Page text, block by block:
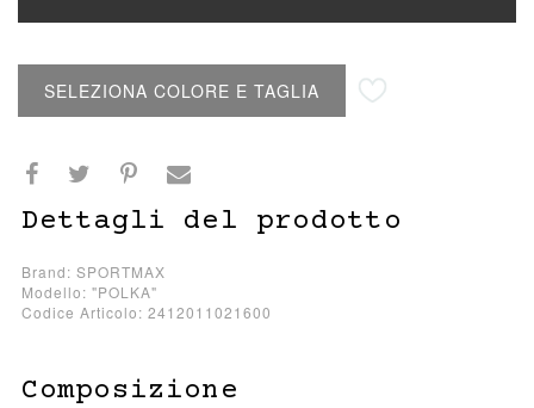
SELEZIONA COLORE E TAGLIA
Dettagli del prodotto
Brand: SPORTMAX
Modello: "POLKA"
Codice Articolo: 2412011021600
Composizione